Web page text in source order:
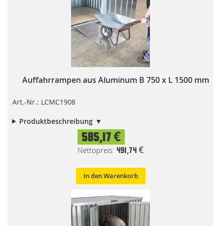
Auffahrrampen aus Aluminum B 750 x L 1500 mm
Art.-Nr.: LCMC1908
Produktbeschreibung
585,17 €
491,74 €
In den Warenkorb